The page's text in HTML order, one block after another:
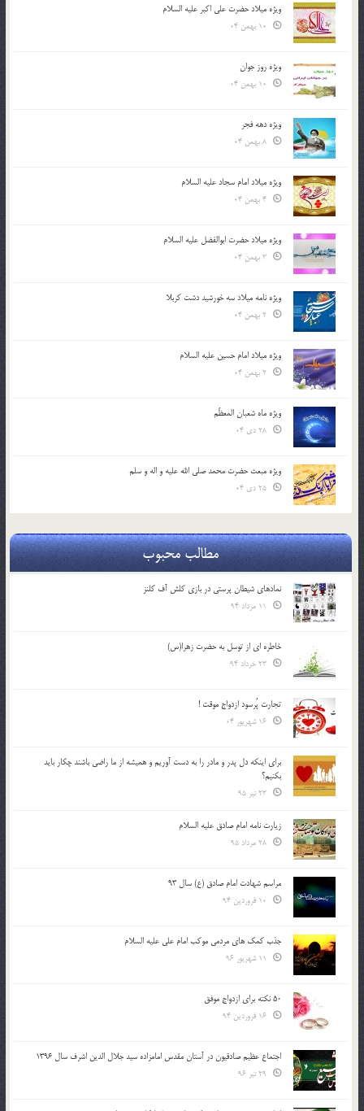
ویژه میلاد حضرت علی اکبر علیه السلام
ویژه روز جوان
ویژه دهه فجر
ویژه میلاد امام سجاد علیه السلام
ویژه میلاد حضرت ابوالفضل علیه السلام
ویژه نامه میلاد سه خورشید دشت کربلا
ویژه میلاد امام حسین علیه السلام
ویژه ماه شعبان المعظّم
ویژه مبعث حضرت محمد صلی الله علیه و اله و سلم
مطالب محبوب
نمادهای شیطان پرستی در بازی کلش آف کلنز
خاطره ای از توسل به حضرت زهرا(س)
تجارت پُرسود ازدواج موقت !
براي اينكه دل پدر و مادر را به دست آوريم و هميشه از ما راضي باشند چكار بايد
بكنيم؟
زیارت نامه امام صادق علیه السلام
مراسم شهادت امام صادق (ع) سال 93
جذب کمک های مردمی موکب امام علی علیه السلام
50 نکته برای ازدواج موفق
اجتماع عظیم صادقیون در آستان مقدس امامزاده سید جلال الدین اشرف سال 1396